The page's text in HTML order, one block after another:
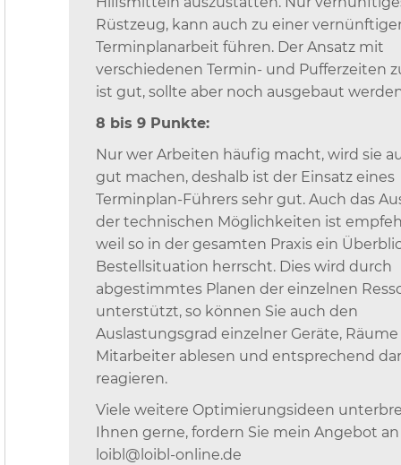
Rüstzeug, kann auch zu einer
Terminplanarbeit führen. Der Ansatz mit
verschiedenen Termin- und Pufferzeiten
ist gut, sollte aber noch ausgebaut
8 bis 9 Punkte:
Nur wer Arbeiten häufig macht, wird sie
gut machen, deshalb ist der Einsatz eines
Terminplan-Führers sehr gut. Auch das
der technischen Möglichkeiten ist
weil so in der gesamten Praxis ein
Bestellsituation herrscht. Dies wird durch
abgestimmtes Planen der einzelnen
unterstützt, so können Sie auch den
Auslastungsgrad einzelner Geräte,
Mitarbeiter ablesen und entsprechend
reagieren.
Viele weitere Optimierungsideen
Ihnen gerne, fordern Sie mein Angebot
loibl@loibl-online.de